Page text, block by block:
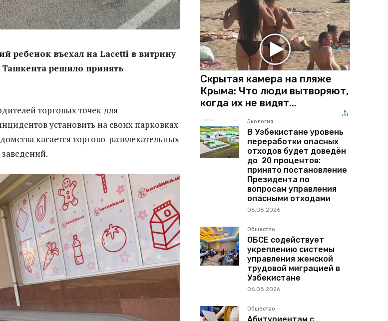
ребенок въехал на Lacetti в витрину
решило принять
торговых точек для
установить на своих парковках
касается торгово-развлекательных
Скрытая камера на пляже
Крыма: Что люди вытворяют,
когда их не видят...
Экология
В Узбекистане уровень
переработки опасных
отходов будет доведён
до 20 процентов:
принято постановление
Президента по
вопросам управления
опасными отходами
06.08.2026
Общество
ОБСЕ содействует
укреплению системы
управления женской
трудовой миграцией в
Узбекистане
06.08.2026
Общество
Абитуриентам с